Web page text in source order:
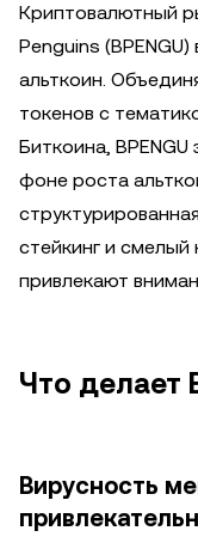
Криптовалютный
Penguins
альткоин.
токенов с
Биткоина,
фоне роста
стейкинг и смелый
привлекают
Что делает
Вирусность